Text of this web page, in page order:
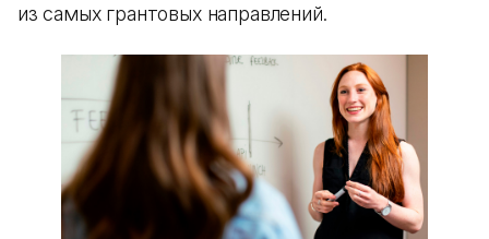
из самых грантовых направлений.